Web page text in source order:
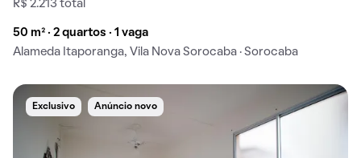
R$ 2.213 total
50 m² · 2 quartos · 1 vaga
Alameda Itaporanga, Vila Nova Sorocaba · Sorocaba
Exclusivo Anúncio novo